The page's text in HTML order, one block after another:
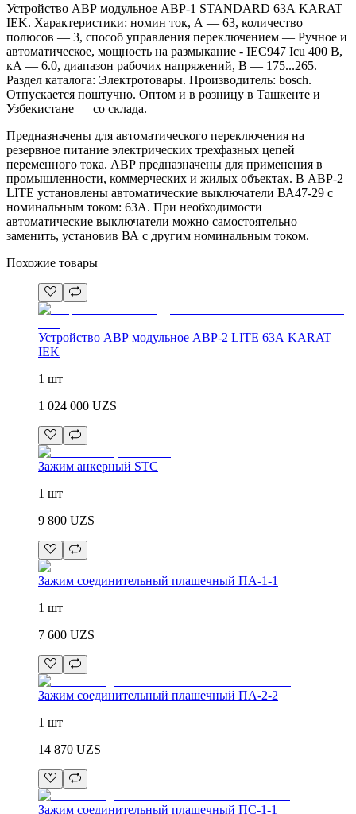
Устройство АВР модульное АВР-1 STANDARD 63А KARAT
IEK. Характеристики: номин ток, А — 63, количество
полюсов — 3, способ управления переключением — Ручное и
автоматическое, мощность на размыкание - IEC947 Icu 400 В,
кА — 6.0, диапазон рабочих напряжений, В — 175...265.
Раздел каталога: Электротовары. Производитель: bosch.
Отпускается поштучно. Оптом и в розницу в Ташкенте и
Узбекистане — со склада.
Предназначены для автоматического переключения на
резервное питание электрических трехфазных цепей
переменного тока. АВР предназначены для применения в
промышленности, коммерческих и жилых объектах. В АВР-2
LITE установлены автоматические выключатели ВА47-29 с
номинальным током: 63А. При необходимости
автоматические выключатели можно самостоятельно
заменить, установив ВА с другим номинальным током.
Похожие товары
Устройство АВР модульное АВР-2 LITE 63А KARAT
IEK
1 шт
1 024 000 UZS
Зажим анкерный STC
1 шт
9 800 UZS
Зажим соединительный плашечный ПА-1-1
1 шт
7 600 UZS
Зажим соединительный плашечный ПА-2-2
1 шт
14 870 UZS
Зажим соединительный плашечный ПС-1-1